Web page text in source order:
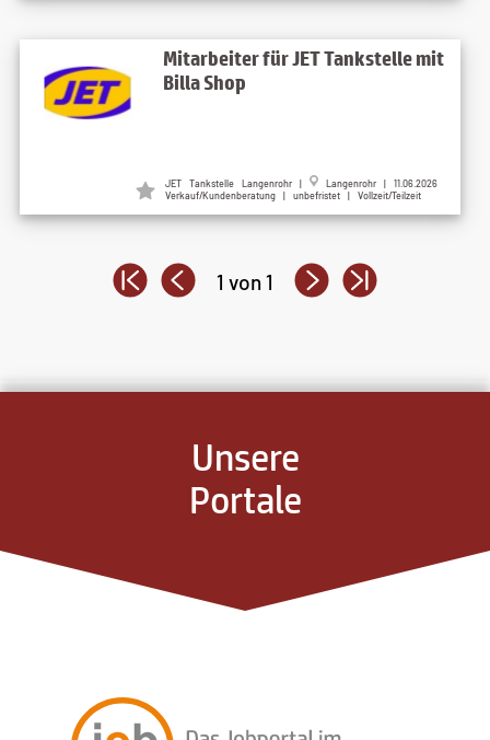
Mitarbeiter für JET Tankstelle mit
Billa Shop
JET Tankstelle Langenrohr |
Langenrohr | 11.06.2026
Verkauf/Kundenberatung | unbefristet | Vollzeit/Teilzeit
1 von 1
Unsere
Portale